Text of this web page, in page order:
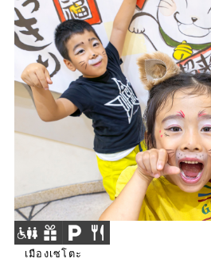
เมืองเซโตะ